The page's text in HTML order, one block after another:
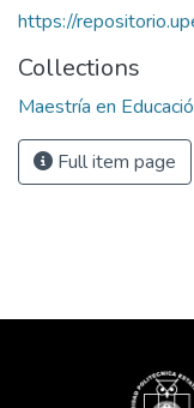
https://
Collections
Maestría en
Full item page